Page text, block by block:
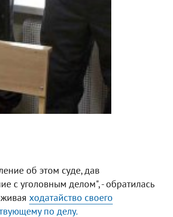
об этом суде, дав
с уголовным делом", - обратилась
ходатайство своего
по делу.